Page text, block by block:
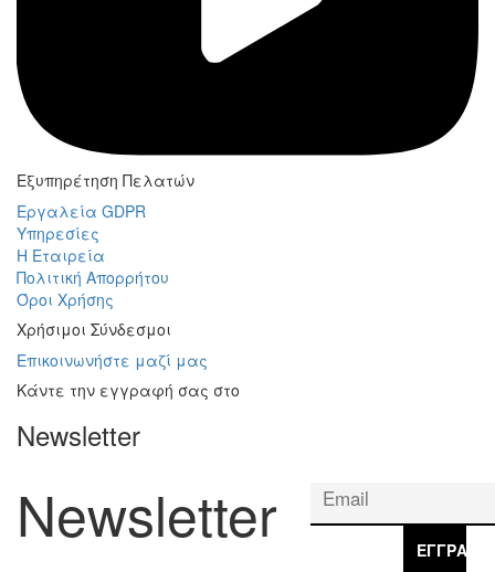
Εξυπηρέτηση Πελατών
Εργαλεία GDPR
Υπηρεσίες
Η Εταιρεία
Πολιτική Απορρήτου
Όροι Χρήσης
Χρήσιμοι Σύνδεσμοι
Επικοινωνήστε μαζί μας
Κάντε την εγγραφή σας στο
Newsletter
Newsletter
ΕΓΓΡΑΦΉ